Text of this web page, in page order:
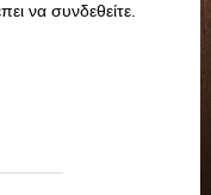
νασυνδεθείτε